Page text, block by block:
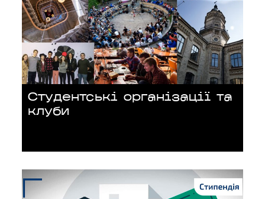
Студентські організації та
клуби